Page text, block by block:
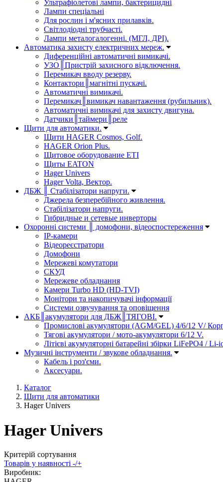
Ультрафіолетові лампи, бактерицидні
Лампи спеціальні
Для рослин і м'ясних прилавків.
Світлодіодні трубчасті.
Лампи металогалогенні. (МГЛ, ДРІ).
Автоматика захисту електричних мереж.
Диференційні автоматичні вимикачі.
УЗО║Пристрій захисного відключення.
Перемикач вводу резерву.
Контактори║магнітні пускачі.
Автоматичні вимикачі.
Перемикач║вимикач навантаження (рубильник).
Автоматичні вимикачі для захисту двигуна.
Датчики║таймери║реле
Щити для автоматики.
Щити HAGER Cosmos, Golf.
HAGER Orion Plus.
Щитовое оборудование ETI
Щиты EATON
Hager Univers
Hager Volta, Вектор.
ДБЖ ║ Стабілізатори напруги.
Джерела безперебійного живлення.
Стабілізатори напруги.
Гибридные и сетевые инверторы
Охоронні системи ║ домофони, відеоспостереження
IP-камери
Відеореєстратори
Домофони
Мережеві комутатори
СКУД
Мережеве обладнання
Камери Turbo HD (HD-TVI)
Монітори та накопичувачі інформації
Системи озвучування та оповіщення
АКБ║акумулятори для ДБЖ║ТЯГОВІ.
Промислові акумулятори (AGM/GEL) 4/6/12 V/
Тягові акумулятори / мото-акумулятори 6/12 V.
Літієві акумуляторні батарейні збірки LiFePO4 / Li-
Музичні інструменти / звукове обладнання.
Кабель і роз'єми.
Аксесуари.
Каталог
Щити для автоматики
Hager Univers
Hager Univers
Критерій сортування
Товарів у наявності -/+
Виробник: